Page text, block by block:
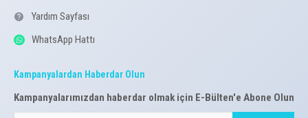
Yardım Sayfası
WhatsApp Hattı
Kampanyalardan Haberdar Olun
Kampanyalarımızdan haberdar olmak için E-Bülten'e Abone Olun